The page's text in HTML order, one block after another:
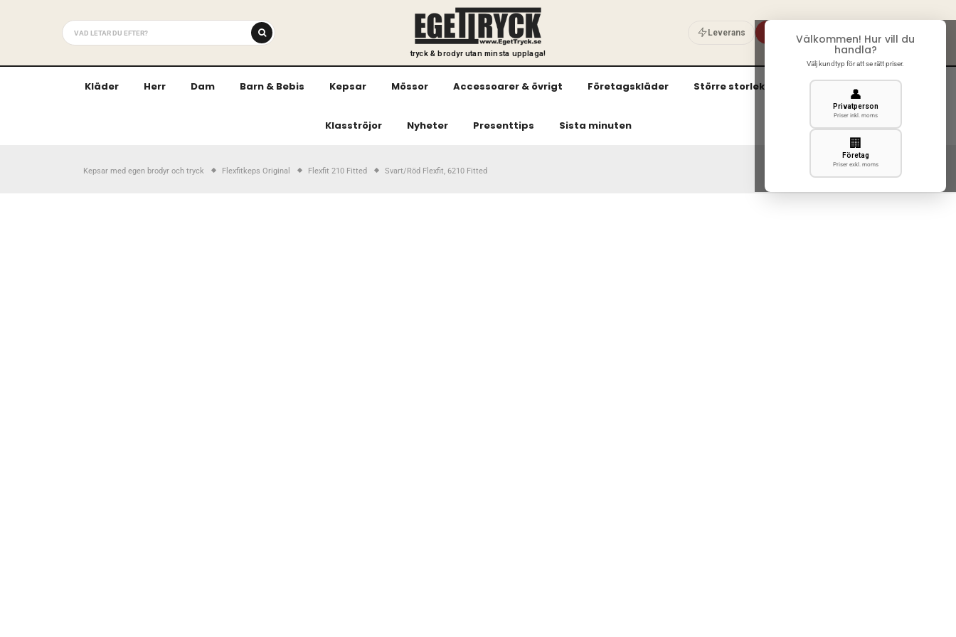
tryck & brodyr utan minsta upplaga!
Leverans Välkommen! Hur vill du
handla?
Välj kundtyp för att se rätt priser.
👤
Privatperson
Priser inkl. moms
🏢
Företag
Priser exkl. moms
0
Kläder Herr Dam Barn & Bebis Kepsar Mössor Accessoarer & övrigt Företagskläder Större storlekar (3XL och uppåt)
Klasströjor Nyheter Presenttips Sista minuten
Kepsar med egen brodyr och tryck Flexfitkeps Original Flexfit 210 Fitted Svart/Röd Flexfit, 6210 Fitted